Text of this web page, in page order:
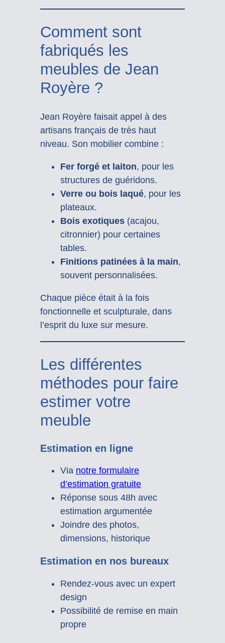
Comment sont
fabriqués les
meubles de Jean
Royère ?
Jean Royère faisait appel à des
artisans français de très haut
niveau. Son mobilier combine :
Fer forgé et laiton, pour les
structures de guéridons.
Verre ou bois laqué, pour les
plateaux.
Bois exotiques(acajou,
citronnier) pour certaines
tables.
Finitions patinées à la main,
souvent personnalisées.
Chaque pièce était à la fois
fonctionnelle et sculpturale, dans
l’esprit du luxe sur mesure.
Les différentes
méthodes pour faire
estimer votre
meuble
Estimation en ligne
Via notre formulaire
d’estimation gratuite
Réponse sous 48h avec
estimation argumentée
Joindre des photos,
dimensions, historique
Estimation en nos bureaux
Rendez-vous avec un expert
design
Possibilité de remise en main
propre